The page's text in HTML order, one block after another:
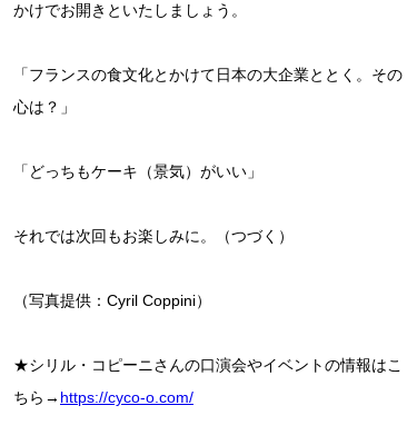
かけでお開きといたしましょう。
「フランスの食文化とかけて日本の大企業ととく。その
心は？」
「どっちもケーキ（景気）がいい」
それでは次回もお楽しみに。（つづく）
（写真提供：Cyril Coppini）
★シリル・コピーニさんの口演会やイベントの情報はこ
ちら→ https://cyco-o.com/